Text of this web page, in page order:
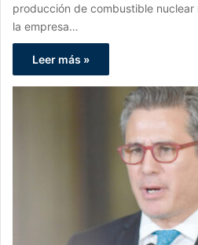
producción de combustible
la empresa…
Leer más »